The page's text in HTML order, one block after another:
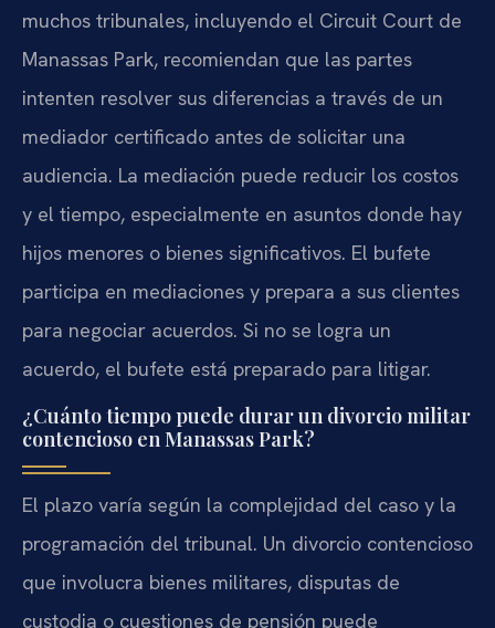
muchos tribunales, incluyendo el Circuit Court de
Manassas Park, recomiendan que las partes
intenten resolver sus diferencias a través de un
mediador certificado antes de solicitar una
audiencia. La mediación puede reducir los costos
y el tiempo, especialmente en asuntos donde hay
hijos menores o bienes significativos. El bufete
participa en mediaciones y prepara a sus clientes
para negociar acuerdos. Si no se logra un
acuerdo, el bufete está preparado para litigar.
¿Cuánto tiempo puede durar un divorcio militar
contencioso en Manassas Park?
El plazo varía según la complejidad del caso y la
programación del tribunal. Un divorcio contencioso
que involucra bienes militares, disputas de
custodia o cuestiones de pensión puede